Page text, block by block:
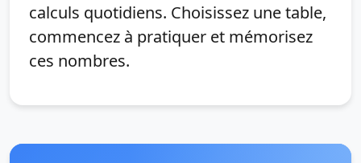
calculs quotidiens. Choisissez une table,
commencez à pratiquer et mémorisez
ces nombres.